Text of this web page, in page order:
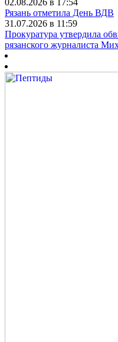
02.08.2026 в 17:54
Рязань отметила День ВДВ
31.07.2026 в 11:59
Прокуратура утвердила
рязанского журналиста